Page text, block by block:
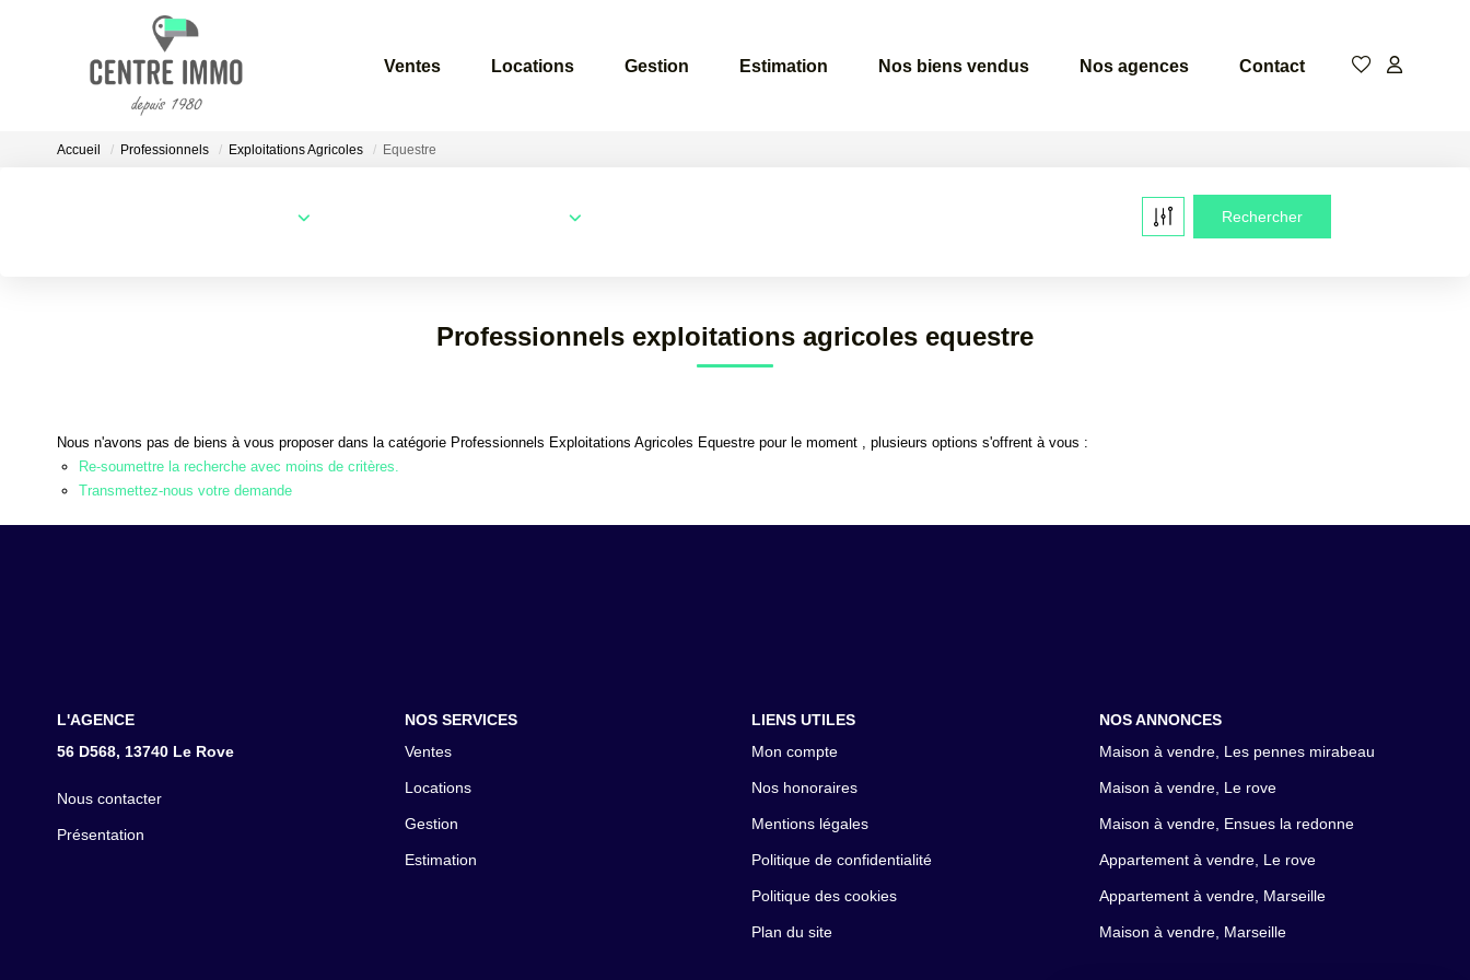
Ventes Locations Gestion Estimation Nos biens vendus Nos agences Contact
Accueil Professionnels Exploitations Agricoles Equestre
Professionnels exploitations agricoles equestre
Nous n'avons pas de biens à vous proposer dans la catégorie Professionnels Exploitations Agricoles Equestre pour le moment , plusieurs options s'offrent à vous :
Re-soumettre la recherche avec moins de critères.
Transmettez-nous votre demande
L'AGENCE
56 D568, 13740 Le Rove
Nous contacter
Présentation
NOS SERVICES
Ventes
Locations
Gestion
Estimation
LIENS UTILES
Mon compte
Nos honoraires
Mentions légales
Politique de confidentialité
Politique des cookies
Plan du site
NOS ANNONCES
Maison à vendre, Les pennes mirabeau
Maison à vendre, Le rove
Maison à vendre, Ensues la redonne
Appartement à vendre, Le rove
Appartement à vendre, Marseille
Maison à vendre, Marseille